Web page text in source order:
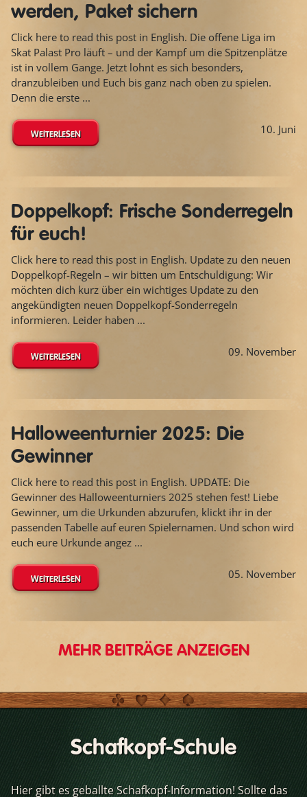
werden, Paket sichern
Click here to read this post in English. Die offene Liga im
Skat Palast Pro läuft – und der Kampf um die Spitzenplätze
ist in vollem Gange. Jetzt lohnt es sich besonders,
dranzubleiben und Euch bis ganz nach oben zu spielen.
Denn die erste ...
WEITERLESEN 10. Juni
Doppelkopf: Frische Sonderregeln
für euch!
Click here to read this post in English. Update zu den neuen
Doppelkopf-Regeln – wir bitten um Entschuldigung: Wir
möchten dich kurz über ein wichtiges Update zu den
angekündigten neuen Doppelkopf-Sonderregeln
informieren. Leider haben ...
WEITERLESEN 09. November
Halloweenturnier 2025: Die
Gewinner
Click here to read this post in English. UPDATE: Die
Gewinner des Halloweenturniers 2025 stehen fest! Liebe
Gewinner, um die Urkunden abzurufen, klickt ihr in der
passenden Tabelle auf euren Spielernamen. Und schon wird
euch eure Urkunde angez ...
WEITERLESEN 05. November
MEHR BEITRÄGE ANZEIGEN
Schafkopf-Schule
Hier gibt es geballte Schafkopf-Information! Sollte das